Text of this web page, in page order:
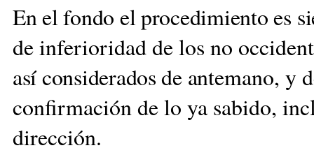
En el fondo el procedimiento es
de inferioridad de los no
así considerados de antemano, y
confirmación de lo ya sabido,
dirección.